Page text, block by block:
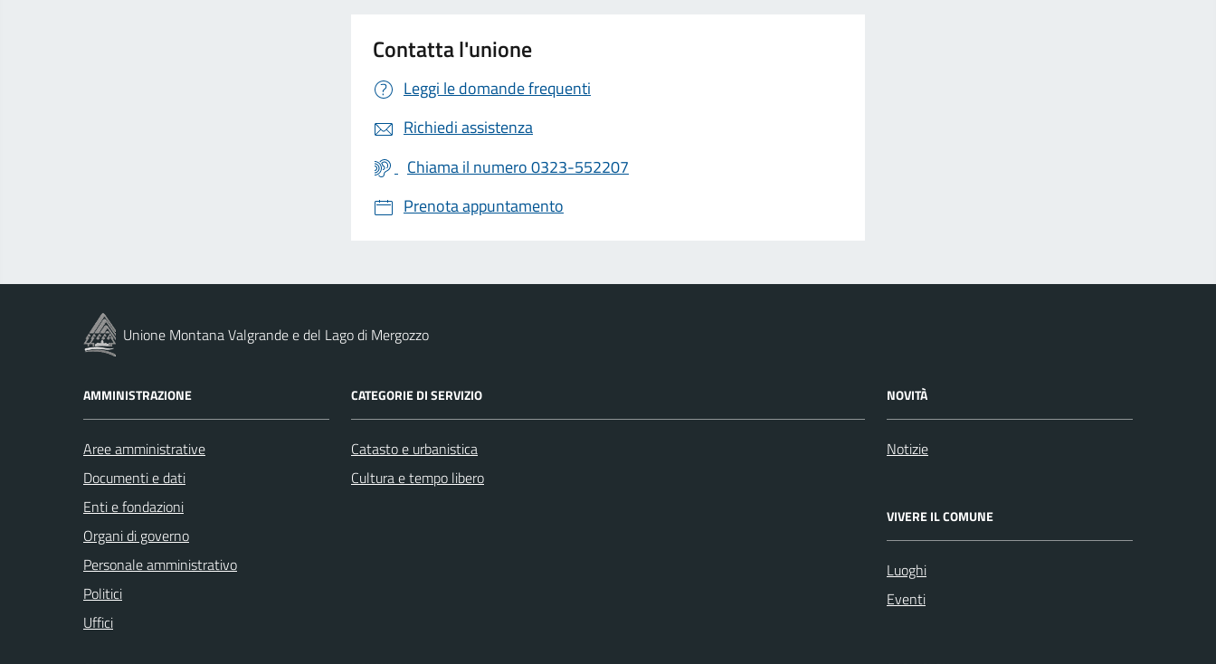
Contatta l'unione
Leggi le domande frequenti
Richiedi assistenza
Chiama il numero 0323-552207
Prenota appuntamento
Unione Montana Valgrande e del Lago di Mergozzo
AMMINISTRAZIONE
Aree amministrative
Documenti e dati
Enti e fondazioni
Organi di governo
Personale amministrativo
Politici
Uffici
CATEGORIE DI SERVIZIO
Catasto e urbanistica
Cultura e tempo libero
NOVITÀ
Notizie
VIVERE IL COMUNE
Luoghi
Eventi